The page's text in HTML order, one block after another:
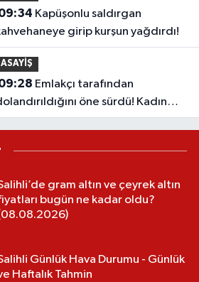
girip kurşun yağdırdı!
ASAYİŞ
öne sürdü! Kadın
girişiminde bulundu
gram altın ve çeyrek altın
bugün ne kadar oldu?
Günlük Hava Durumu - Günlük
Haftalık Tahmin